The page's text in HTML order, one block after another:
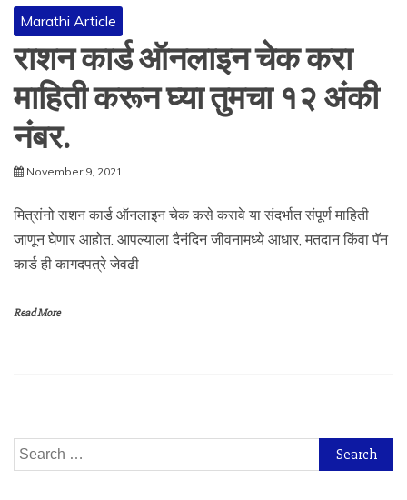
Marathi Article
राशन कार्ड ऑनलाइन चेक करा
माहिती करून घ्या तुमचा १२ अंकी
नंबर.
November 9, 2021
मित्रांनो राशन कार्ड ऑनलाइन चेक कसे करावे या संदर्भात संपूर्ण माहिती
जाणून घेणार आहोत. आपल्याला दैनंदिन जीवनामध्ये आधार, मतदान किंवा पॅन
कार्ड ही कागदपत्रे जेवढी
Read More
Search
for: